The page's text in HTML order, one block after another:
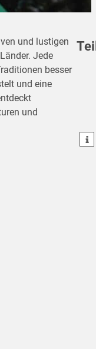
und lustigen
Jede
besser
und eine
und
teilen